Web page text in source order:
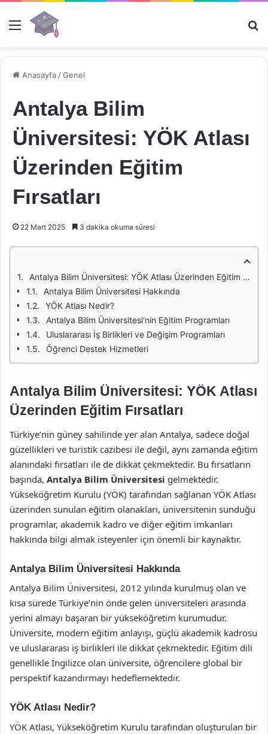
Menü
Anasayfa /Genel
Antalya Bilim
Üniversitesi: YÖK Atlası
Üzerinden Eğitim
Fırsatları
22 Mart 2025 3 dakika okuma süresi
Antalya Bilim Üniversitesi: YÖK Atlası Üzerinden Eğitim Fırsatları
Antalya Bilim Üniversitesi Hakkında
YÖK Atlası Nedir?
Antalya Bilim Üniversitesi'nin Eğitim Programları
Uluslararası İş Birlikleri ve Değişim Programları
Öğrenci Destek Hizmetleri
Antalya Bilim Üniversitesi: YÖK Atlası
Üzerinden Eğitim Fırsatları
Türkiye’nin güney sahilinde yer alan Antalya, sadece doğal
güzellikleri ve turistik cazibesi ile değil, aynı zamanda eğitim
alanındaki fırsatları ile de dikkat çekmektedir. Bu fırsatların
başında, Antalya Bilim Üniversitesi gelmektedir.
Yükseköğretim Kurulu (YÖK) tarafından sağlanan YÖK Atlası
üzerinden sunulan eğitim olanakları, üniversitenin sunduğu
programlar, akademik kadro ve diğer eğitim imkanları
hakkında bilgi almak isteyenler için önemli bir kaynaktır.
Antalya Bilim Üniversitesi Hakkında
Antalya Bilim Üniversitesi, 2012 yılında kurulmuş olan ve
kısa sürede Türkiye’nin önde gelen üniversiteleri arasında
yerini almayı başaran bir yükseköğretim kurumudur.
Üniversite, modern eğitim anlayışı, güçlü akademik kadrosu
ve uluslararası iş birlikleri ile dikkat çekmektedir. Eğitim dili
genellikle İngilizce olan üniversite, öğrencilere global bir
perspektif kazandırmayı hedeflemektedir.
YÖK Atlası Nedir?
YÖK Atlası, Yükseköğretim Kurulu tarafından oluşturulan bir